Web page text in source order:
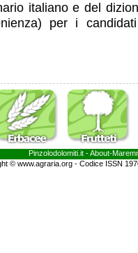
italiano e del
per i
Pinzolodolomiti.it - About-
© www.agraria.org - Codice ISSN